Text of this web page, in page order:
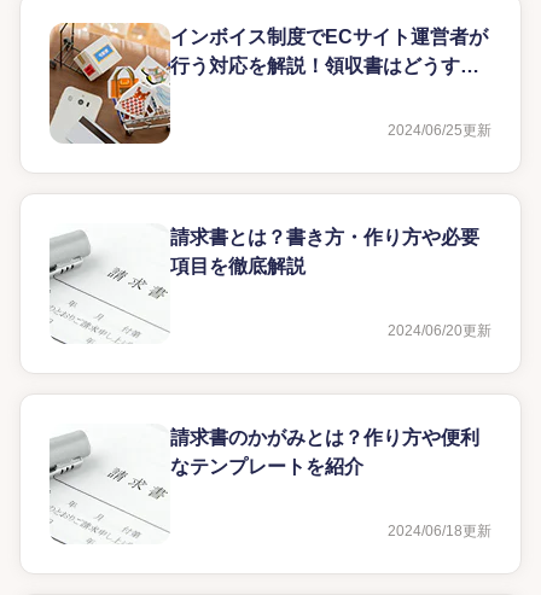
インボイス制度でECサイト運営者が
行う対応を解説！領収書はどうする
2024/06/25更新
請求書とは？書き方・作り方や必要
項目を徹底解説
2024/06/20更新
請求書のかがみとは？作り方や便利
なテンプレートを紹介
2024/06/18更新